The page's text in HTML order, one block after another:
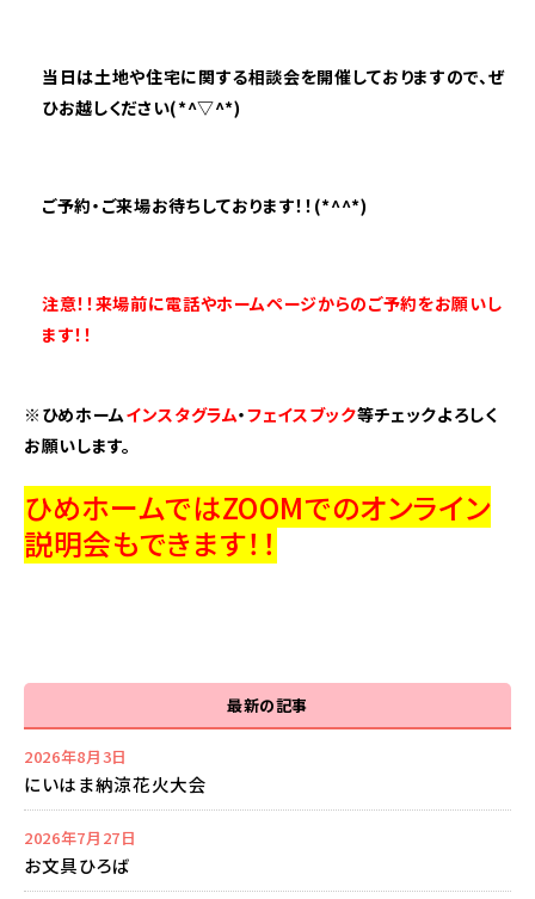
当日は土地や住宅に関する相談会を開催しておりますので、ぜ
ひお越しください(*^▽^*)
ご予約・ご来場お待ちしております！！(*^^*)
注意！！来場前に電話やホームページからのご予約をお願いし
ます！！
※ひめホームインスタグラム・フェイスブック等チェックよろしく
お願いします。
ひめホームではZOOMでのオンライン
説明会もできます！！
最新の記事
2026年8月3日
にいはま納涼花火大会
2026年7月27日
お文具ひろば